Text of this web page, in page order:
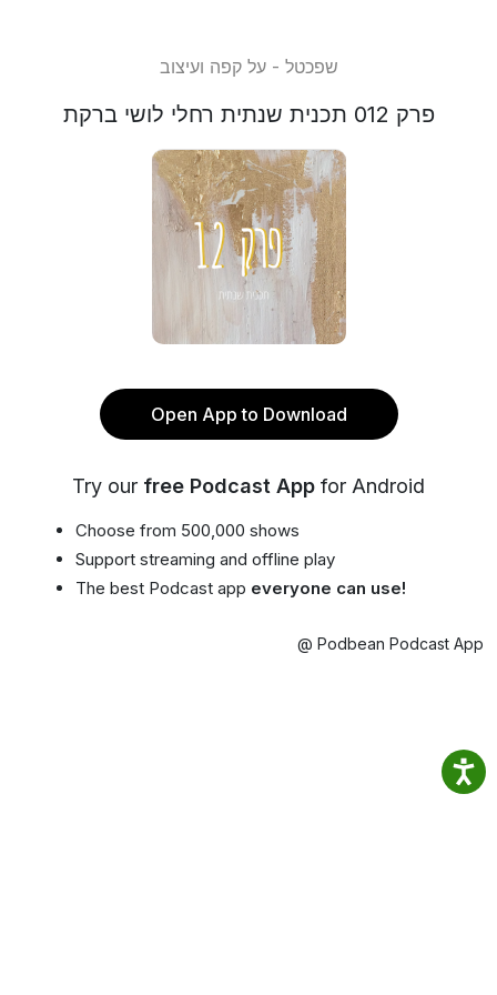
שפכטל - על קפה ועיצוב
פרק 012 תכנית שנתית רחלי לושי ברקת
Open App to Download
Try our free Podcast App for Android
Choose from 500,000 shows
Support streaming and offline play
The best Podcast app everyone can use!
@ Podbean Podcast App